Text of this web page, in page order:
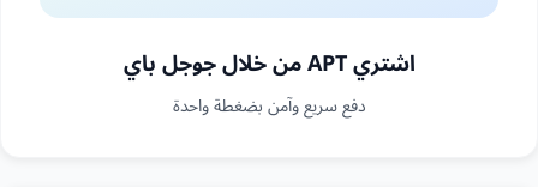
اشتري APT من خلال جوجل باي
دفع سريع وآمن بضغطة واحدة